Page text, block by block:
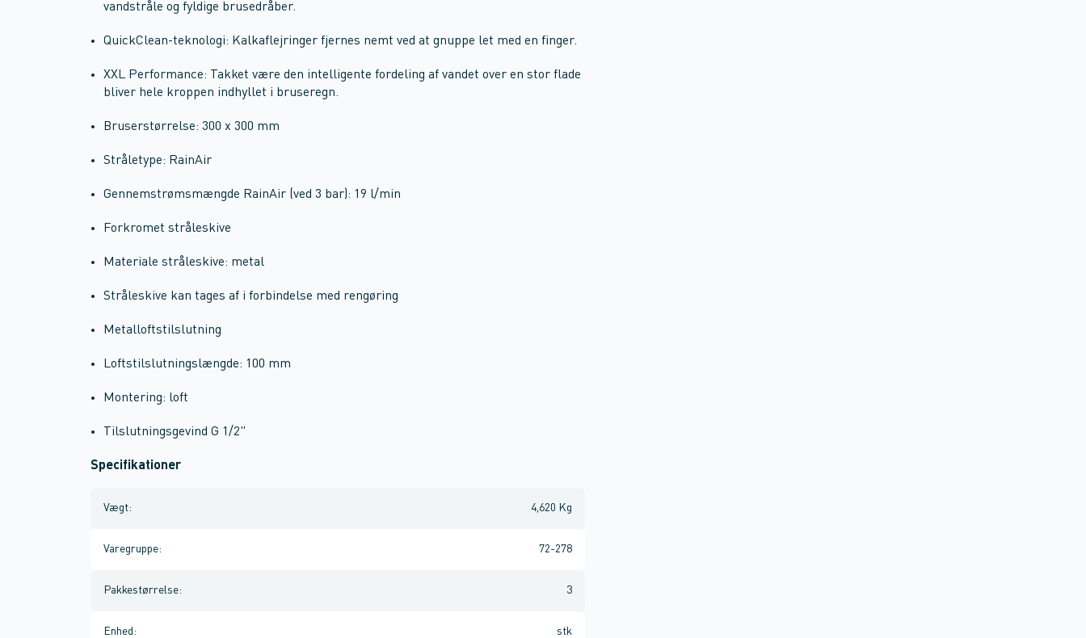
vandstråle og fyldige brusedråber.
QuickClean-teknologi: Kalkaflejringer fjernes nemt ved at gnuppe let med en finger.
XXL Performance: Takket være den intelligente fordeling af vandet over en stor flade
bliver hele kroppen indhyllet i bruseregn.
Bruserstørrelse: 300 x 300 mm
Stråletype: RainAir
Gennemstrømsmængde RainAir (ved 3 bar): 19 l/min
Forkromet stråleskive
Materiale stråleskive: metal
Stråleskive kan tages af i forbindelse med rengøring
Metalloftstilslutning
Loftstilslutningslængde: 100 mm
Montering: loft
Tilslutningsgevind G 1/2"
Specifikationer
Vægt: 4,620 Kg
Varegruppe: 72-278
Pakkestørrelse: 3
Enhed : stk